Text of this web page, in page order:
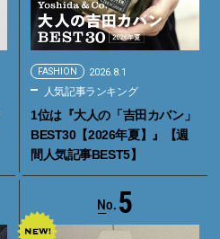
FASHION 2026.8.1
人気記事ランキング
1位は『大人の「吉田カバン」
BEST30【2026年夏】』【週
間人気記事BEST5】
5